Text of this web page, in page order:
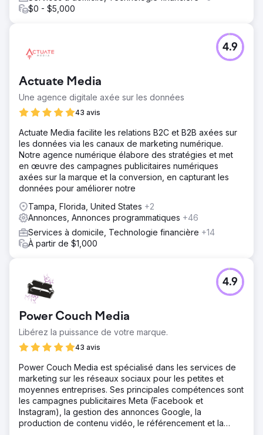
$0 - $5,000
Actuate Media
Une agence digitale axée sur les données
43 avis
4.9
Actuate Media facilite les relations B2C et B2B axées sur
les données via les canaux de marketing numérique.
Notre agence numérique élabore des stratégies et met
en œuvre des campagnes publicitaires numériques
axées sur la marque et la conversion, en capturant les
données pour améliorer notre
Tampa, Florida, United States +2
Annonces, Annonces programmatiques +46
Services à domicile, Technologie financière +14
À partir de $1,000
Power Couch Media
Libérez la puissance de votre marque.
43 avis
4.9
Power Couch Media est spécialisé dans les services de
marketing sur les réseaux sociaux pour les petites et
moyennes entreprises. Ses principales compétences sont
les campagnes publicitaires Meta (Facebook et
Instagram), la gestion des annonces Google, la
production de contenu vidéo, le référencement et la